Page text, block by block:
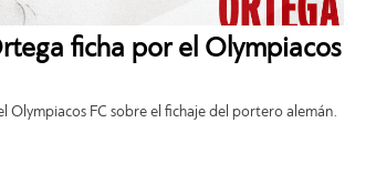
ficha por el Olympiacos
Olympiacos FC sobre el fichaje del portero alemán.